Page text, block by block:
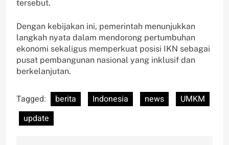
tersebut.
Dengan kebijakan ini, pemerintah menunjukkan
langkah nyata dalam mendorong pertumbuhan
ekonomi sekaligus memperkuat posisi IKN sebagai
pusat pembangunan nasional yang inklusif dan
berkelanjutan.
Tagged: berita Indonesia news
UMKM
update